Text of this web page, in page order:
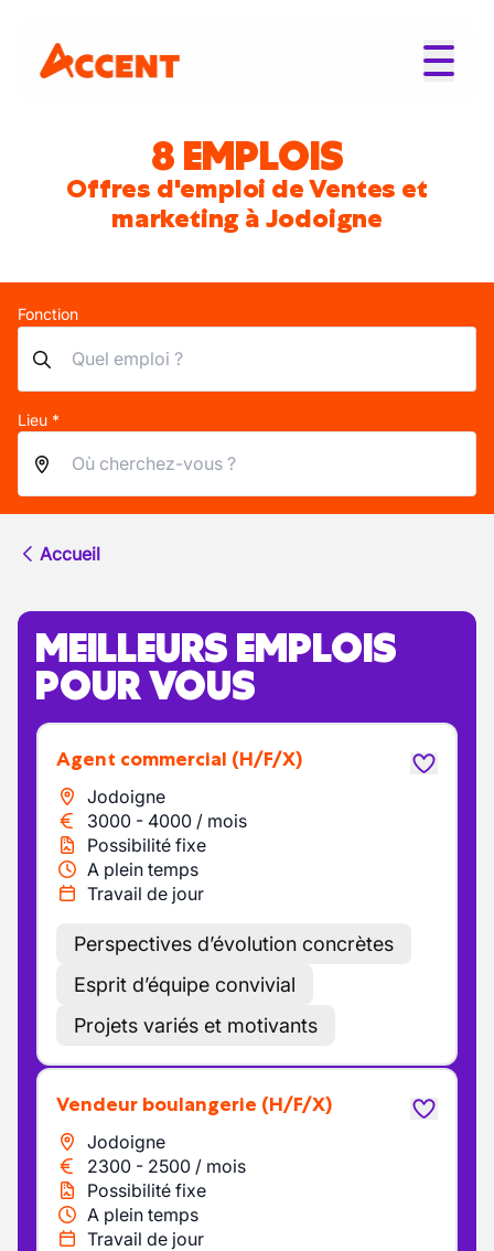
8 EMPLOIS
Offres d'emploi de Ventes et
marketing à Jodoigne
Fonction
Lieu *
Accueil
MEILLEURS EMPLOIS
POUR VOUS
Agent commercial (H/F/X)
Jodoigne
3000 - 4000 / mois
Possibilité fixe
A plein temps
Travail de jour
Perspectives d’évolution concrètes
Esprit d’équipe convivial
Projets variés et motivants
Vendeur boulangerie (H/F/X)
Jodoigne
2300 - 2500 / mois
Possibilité fixe
A plein temps
Travail de jour